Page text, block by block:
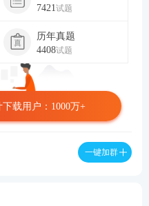
7421 试题
历年真题
4408试题
下载用户：1000万+
一键加群